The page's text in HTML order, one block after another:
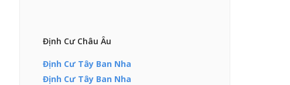
Định Cư Châu Âu
Định Cư Tây Ban Nha
Định Cư Tây Ban Nha